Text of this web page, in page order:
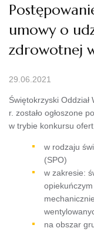
umowy o
zdrowotnej
29.06.2021
Świętokrzyski
r. zostało ogłoszone
w trybie konkursu ofert,
w rodzaju
(SPO)
w zakresie:
na obszar